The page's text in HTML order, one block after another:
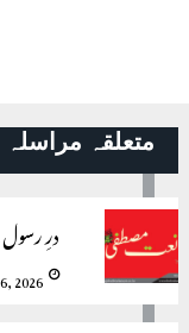
متعلقہ مراسلہ
درِ
2026